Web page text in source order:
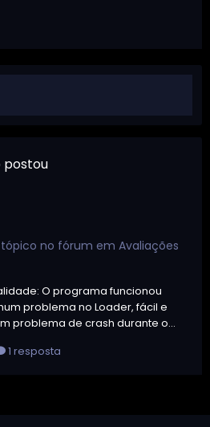
postou
no fórum em Avaliações
O programa funcionou
problema no Loader, fácil e
problema de crash durante o...
1 resposta